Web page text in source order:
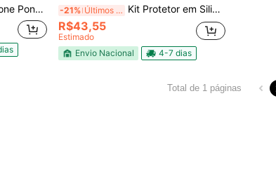
Antiderrapante -21% Últimos 2 dias Kit Protetor em Silicone Ponteira Pé Cadeira Mesa Sofá Cama Pézinho Antiderrapante
R$43,55
Estimado
Envio Nacional
4-7 dias
Total de 1 páginas